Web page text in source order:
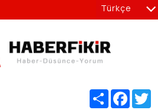
Share
Türkçe
en